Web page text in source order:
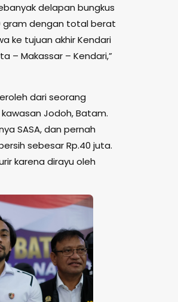
delapan bungkus
gram dengan total berat
ke tujuan akhir Kendari
– Makassar – Kendari,”
dari seorang
Jodoh, Batam.
SASA, dan pernah
sebesar Rp.40 juta.
karena dirayu oleh